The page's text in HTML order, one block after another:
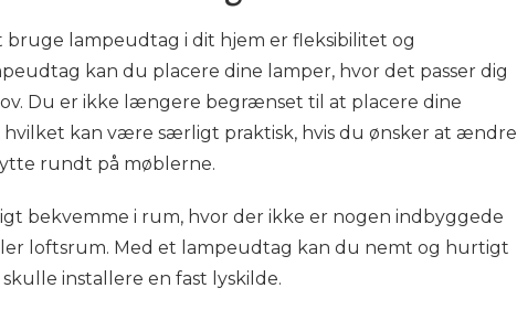
bruge lampeudtag i dit hjem er fleksibilitet og
kan du placere dine lamper, hvor det passer dig
Du er ikke længere begrænset til at placere dine
kan være særligt praktisk, hvis du ønsker at ændre
rundt på møblerne.
bekvemme i rum, hvor der ikke er nogen indbyggede
loftsrum. Med et lampeudtag kan du nemt og hurtigt
installere en fast lyskilde.